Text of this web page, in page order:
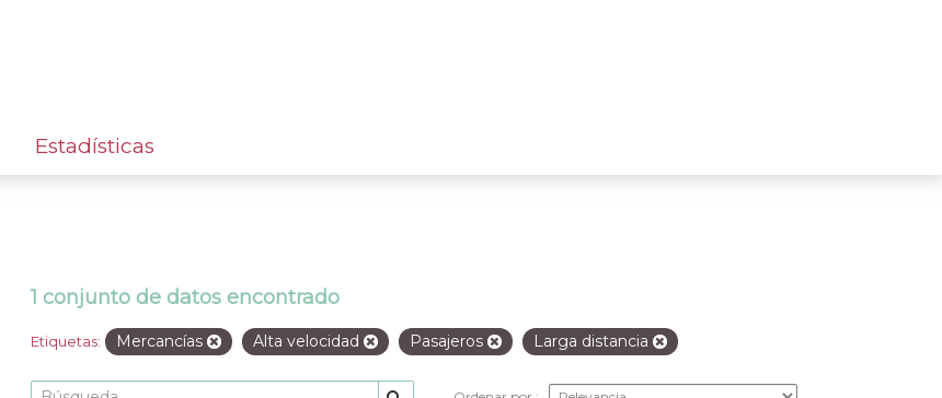
Estadísticas
1 conjunto de datos encontrado
Etiquetas: Mercancías Alta velocidad Pasajeros Larga distancia